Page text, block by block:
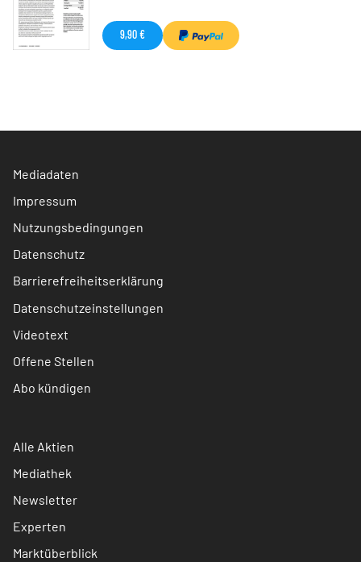
9,90 €
Mediadaten
Impressum
Nutzungsbedingungen
Datenschutz
Barrierefreiheitserklärung
Datenschutzeinstellungen
Videotext
Offene Stellen
Abo kündigen
Alle Aktien
Mediathek
Newsletter
Experten
Marktüberblick